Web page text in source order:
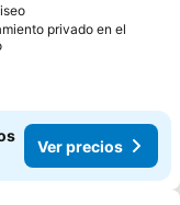
privado en el
Ver precios